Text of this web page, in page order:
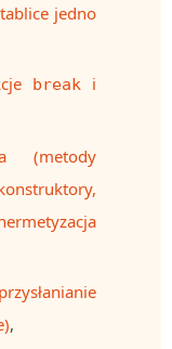
jedno
break i
(metody
,